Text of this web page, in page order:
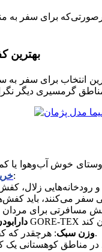
برای سفر
بهترین
انتخاب برای سفر
خوش آب‌وهوا یا
ویژگی‌های کفش کوهستانی را در نظر بگیرید که عبارت‌اند از:
وزن سبک: هرچقدر که کفش سبک باشد، پیاده‌روی، کوهنورد و گام‌برداشتن راحت‌تر و سریع‌تر است.